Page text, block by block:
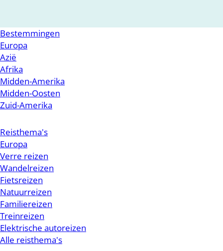
Bestemmingen
Europa
Azië
Afrika
Midden-Amerika
Midden-Oosten
Zuid-Amerika
Reisthema's
Europa
Verre reizen
Wandelreizen
Fietsreizen
Natuurreizen
Familiereizen
Treinreizen
Elektrische autoreizen
Alle reisthema's